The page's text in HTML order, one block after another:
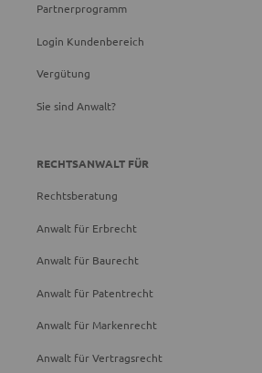
Partnerprogramm
Login Kundenbereich
Vergütung
Sie sind Anwalt?
RECHTSANWALT FÜR
Rechtsberatung
Anwalt für Erbrecht
Anwalt für Baurecht
Anwalt für Patentrecht
Anwalt für Markenrecht
Anwalt für Vertragsrecht